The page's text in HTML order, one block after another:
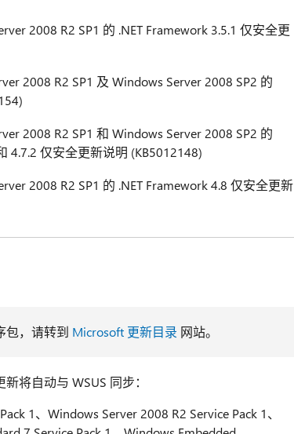
2008 R2 SP1 的 .NET Framework 3.5.1 仅安全更
2008 R2 SP1 及 Windows Server 2008 SP2 的
2008 R2 SP1 和 Windows Server 2008 SP2 的
4.7.2 仅安全更新说明 (KB5012148)
2008 R2 SP1 的 .NET Framework 4.8 仅安全更新
包，请转到 Microsoft 更新目录 网站。
将自动与 WSUS 同步：
1、Windows Server 2008 R2 Service Pack 1、